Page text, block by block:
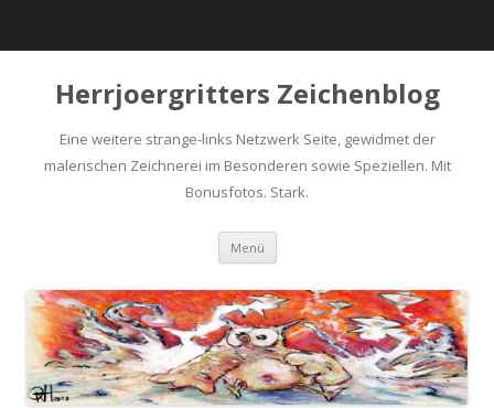
Herrjoergritters Zeichenblog
Eine weitere strange-links Netzwerk Seite, gewidmet der
malerischen Zeichnerei im Besonderen sowie Speziellen. Mit
Bonusfotos. Stark.
Menü Zum Inhalt springen